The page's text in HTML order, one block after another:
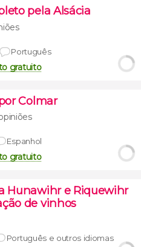
pela Alsácia
Português
gratuito
Colmar
Espanhol
gratuito
Hunawihr e Riquewihr
de vinhos
Português e outros idiomas